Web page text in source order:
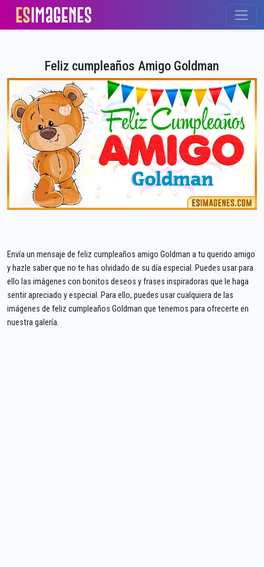
Feliz cumpleaños Amigo Goldman
Envía un mensaje de feliz cumpleaños amigo Goldman a tu querido amigo
y hazle saber que no te has olvidado de su día especial. Puedes usar para
ello las imágenes con bonitos deseos y frases inspiradoras que le haga
sentir apreciado y especial. Para ello, puedes usar cualquiera de las
imágenes de feliz cumpleaños Goldman que tenemos para ofrecerte en
nuestra galería.